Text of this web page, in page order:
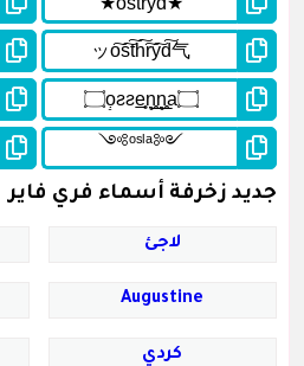
جديد زخرفة أسماء فري فاير
لاجئ
Augustine
كردي